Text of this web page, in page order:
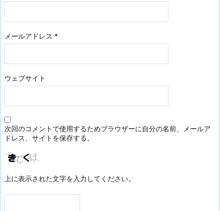
メールアドレス *
ウェブサイト
次回のコメントで使用するためブラウザーに自分の名前、メールア
ドレス、サイトを保存する。
上に表示された文字を入力してください。